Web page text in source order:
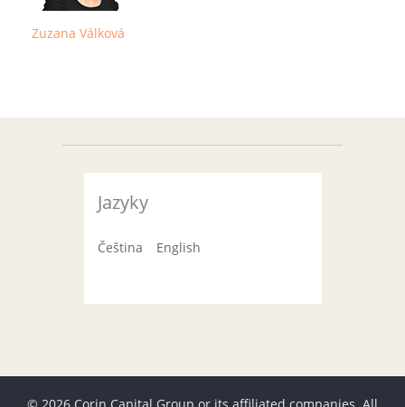
Zuzana Válková
Jazyky
Čeština English